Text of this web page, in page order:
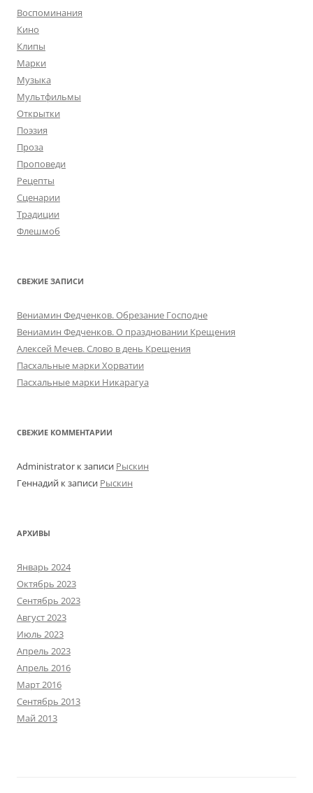
Воспоминания
Кино
Клипы
Марки
Музыка
Мультфильмы
Открытки
Поэзия
Проза
Проповеди
Рецепты
Сценарии
Традиции
Флешмоб
СВЕЖИЕ ЗАПИСИ
Вениамин Федченков. Обрезание Господне
Вениамин Федченков. О праздновании Крещения
Алексей Мечев. Слово в день Крещения
Пасхальные марки Хорватии
Пасхальные марки Никарагуа
СВЕЖИЕ КОММЕНТАРИИ
Administrator к записи Рыскин
Геннадий к записи Рыскин
АРХИВЫ
Январь 2024
Октябрь 2023
Сентябрь 2023
Август 2023
Июль 2023
Апрель 2023
Апрель 2016
Март 2016
Сентябрь 2013
Май 2013